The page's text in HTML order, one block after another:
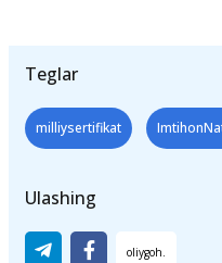
Teglar
milliysertifikat
Ulashing